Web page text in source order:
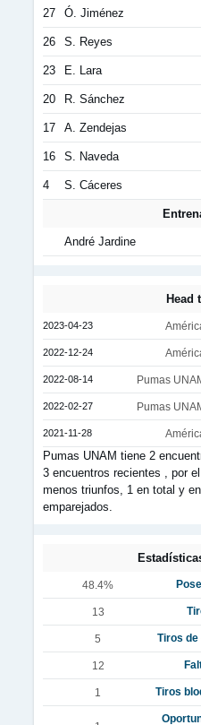
27 Ó. Jiménez
26 S. Reyes
23 E. Lara
20 R. Sánchez
17 A. Zendejas
16 S. Naveda
4 S. Cáceres
André Jardine
Head
2023-04-23
2022-12-24
2022-08-14 Pumas
2022-02-27 Pumas
2021-11-28
Pumas UNAM tiene 2
3 encuentros recientes , por
menos triunfos, 1 en total y
emparejados.
48.4%
13
5 Tiros de
12
1 Tiros